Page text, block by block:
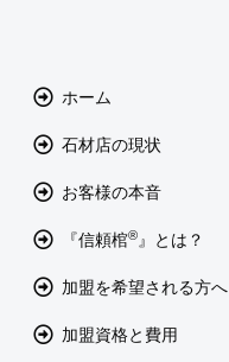
ホーム
石材店の現状
お客様の本音
『信頼棺® 』とは？
加盟を希望される方へ
加盟資格と費用